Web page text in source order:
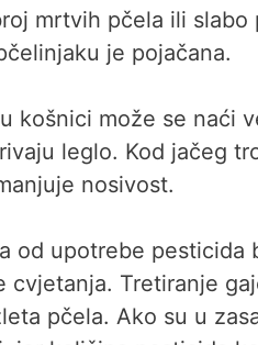
mrtvih pčela ili
je pojačana.
košnici može se naći
leglo. Kod jačeg
nosivost.
od upotrebe
Tretiranje
pčela. Ako su u